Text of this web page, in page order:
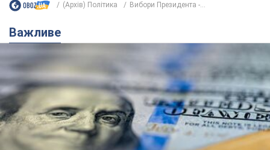
(Архів) Політика Вибори Президента -...
Важливе